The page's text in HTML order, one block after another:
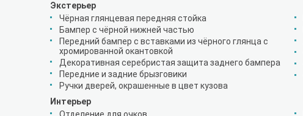
Экстерьер
Чёрная глянцевая передняя стойка
Бампер с чёрной нижней частью
Передний бампер с вставками из чёрного глянца c
хромированной окантовкой
Декоративная серебристая защита заднего бампера
Передние и задние брызговики
Ручки дверей, окрашенные в цвет кузова
Интерьер